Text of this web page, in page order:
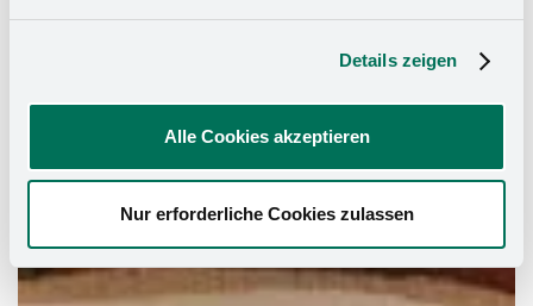
Details zeigen
Alle Cookies akzeptieren
Nur erforderliche Cookies zulassen